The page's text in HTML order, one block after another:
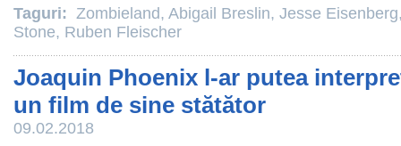
Taguri: Zombieland, Abigail Breslin, Jesse Eisenberg
Stone, Ruben Fleischer
Joaquin Phoenix l-ar putea
un film de sine stătător
09.02.2018